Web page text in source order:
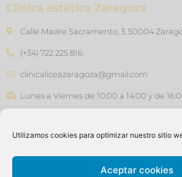
Utilizamos cookies para optimizar nuestro sitio
Aceptar cookies
Clínica estética Zaragoza
Calle Madre Sacramento, 3, 50004
(+34) 722 225 816
clinicaliceazaragoza@gmail.com
Lunes a Viernes de 10:00 a 14:00 y de
Carrer de Joan Güell, 45, 08028 - Barcelona